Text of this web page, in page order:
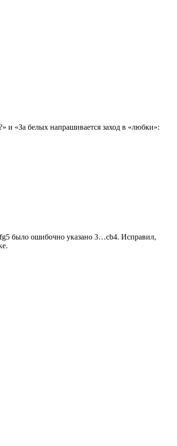
и «За белых напрашивается заход в «любки»:
было ошибочно указано 3…cb4. Исправил,